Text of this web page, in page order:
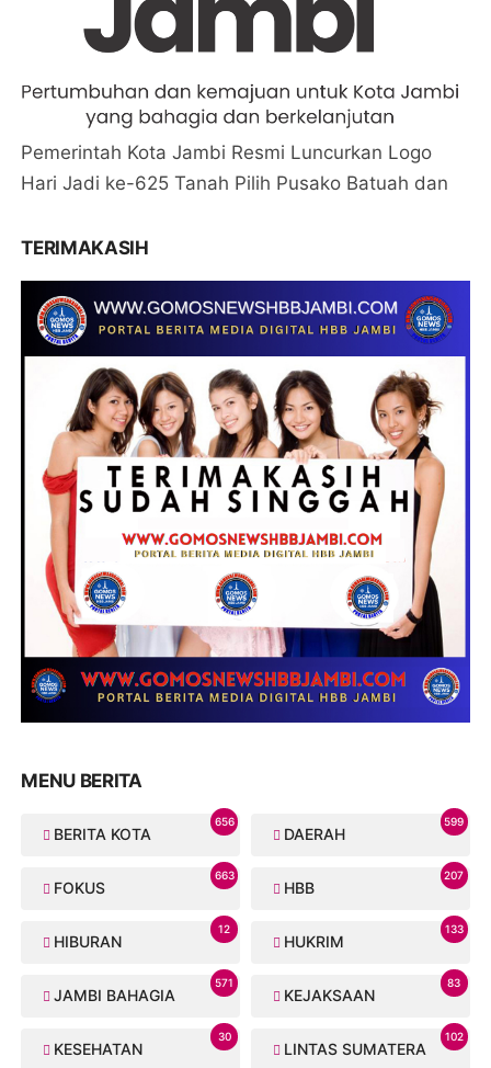
Pemerintah Kota Jambi Resmi Luncurkan Logo
Hari Jadi ke-625 Tanah Pilih Pusako Batuah dan
TERIMAKASIH
MENU BERITA
BERITA KOTA
656
DAERAH
599
FOKUS
663
HBB
207
HIBURAN
12
HUKRIM
133
JAMBI BAHAGIA
571
KEJAKSAAN
83
KESEHATAN
30
LINTAS SUMATERA
102